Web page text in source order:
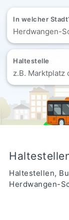
In welcher
Herdwangen-
Haltestelle
z.B. Marktplatz
Haltestellen,
Herdwangen-